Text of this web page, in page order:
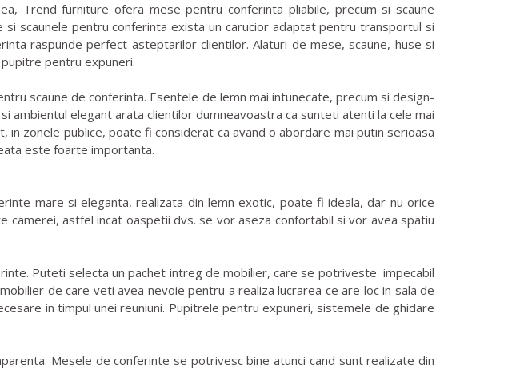
Trend furniture ofera mese pentru conferinta pliabile, precum si scaune
scaunele pentru conferinta exista un carucior adaptat pentru transportul si
raspunde perfect asteptarilor clientilor. Alaturi de mese, scaune, huse si
pentru expuneri.
scaune de conferinta. Esentele de lemn mai intunecate, precum si design-
ambientul elegant arata clientilor dumneavoastra ca sunteti atenti la cele mai
in zonele publice, poate fi considerat ca avand o abordare mai putin serioasa
este foarte importanta.
mare si eleganta, realizata din lemn exotic, poate fi ideala, dar nu orice
astfel incat oaspetii dvs. se vor aseza confortabil si vor avea spatiu
Puteti selecta un pachet intreg de mobilier, care se potriveste impecabil
de care veti avea nevoie pentru a realiza lucrarea ce are loc in sala de
in timpul unei reuniuni. Pupitrele pentru expuneri, sistemele de ghidare
Mesele de conferinte se potrivesc bine atunci cand sunt realizate din